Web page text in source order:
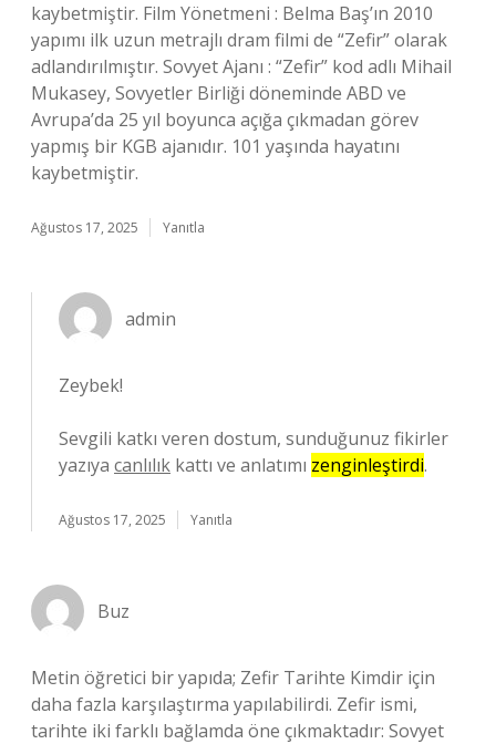
kaybetmiştir. Film Yönetmeni : Belma Baş’ın 2010
yapımı ilk uzun metrajlı dram filmi de “Zefir” olarak
adlandırılmıştır. Sovyet Ajanı : “Zefir” kod adlı Mihail
Mukasey, Sovyetler Birliği döneminde ABD ve
Avrupa’da 25 yıl boyunca açığa çıkmadan görev
yapmış bir KGB ajanıdır. 101 yaşında hayatını
kaybetmiştir.
Ağustos 17, 2025 Yanıtla
admin
Zeybek!
Sevgili katkı veren dostum, sunduğunuz fikirler
yazıya canlılık kattı ve anlatımı zenginleştirdi.
Ağustos 17, 2025 Yanıtla
Buz
Metin öğretici bir yapıda; Zefir Tarihte Kimdir için
daha fazla karşılaştırma yapılabilirdi. Zefir ismi,
tarihte iki farklı bağlamda öne çıkmaktadır: Sovyet